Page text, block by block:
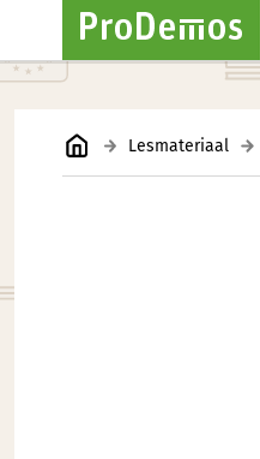
Lesmateriaal